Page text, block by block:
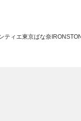
ティエ東京ばな奈